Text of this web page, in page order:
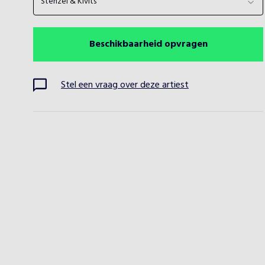
Beschikbaarheid opvragen
Stel een vraag over deze artiest